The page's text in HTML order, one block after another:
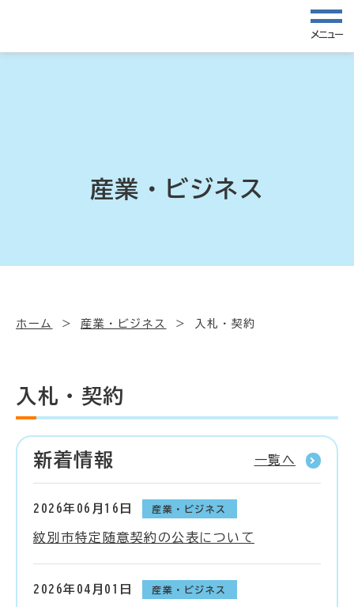
メニュー
産業・ビジネス
ホーム 産業・ビジネス 入札・契約
入札・契約
新着情報 一覧へ
2026年06月16日 産業・ビジネス
紋別市特定随意契約の公表について
2026年04月01日 産業・ビジネス